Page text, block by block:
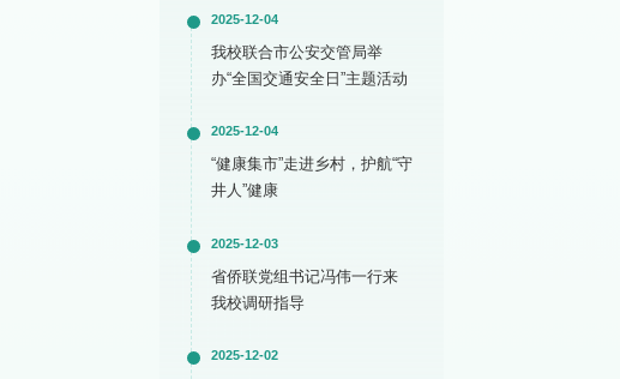
2025-12-04
我校联合市公安交管局举
办“全国交通安全日”主题活动
2025-12-04
“健康集市”走进乡村，护航“守
井人”健康
2025-12-03
省侨联党组书记冯伟一行来
我校调研指导
2025-12-02